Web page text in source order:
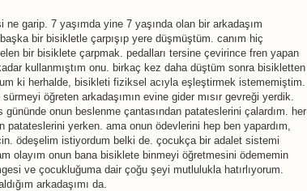
garip. 7 yaşımda yine 7 yaşında olan bir arkadaşım
bir bisikletle çarpışıp yere düşmüştüm. canım hiç
bir bisiklete çarpmak. pedalları tersine çevirince fren yapan
kullanmıştım onu. birkaç kez daha düştüm sonra bisikletten
ki herhalde, bisikleti fiziksel acıyla eşleştirmek istememiştim.
öğreten arkadaşımın evine gider mısır gevreği yerdik.
gününde onun beslenme çantasından patateslerini çalardım. her
yerken. ama onun ödevlerini hep ben yapardım,
ödeşelim istiyordum belki de. çocukça bir adalet sistemi
olayım onun bana bisiklete binmeyi öğretmesini ödememin
ve çocukluğuma dair çoğu şeyi mutlulukla hatırlıyorum.
arkadaşımı da.